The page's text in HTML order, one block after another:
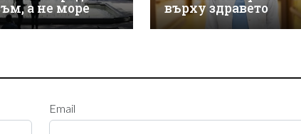
а не море
върху здравето
Email